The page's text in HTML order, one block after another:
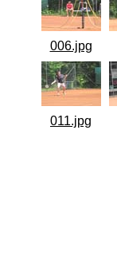
006.jpg
011.jpg